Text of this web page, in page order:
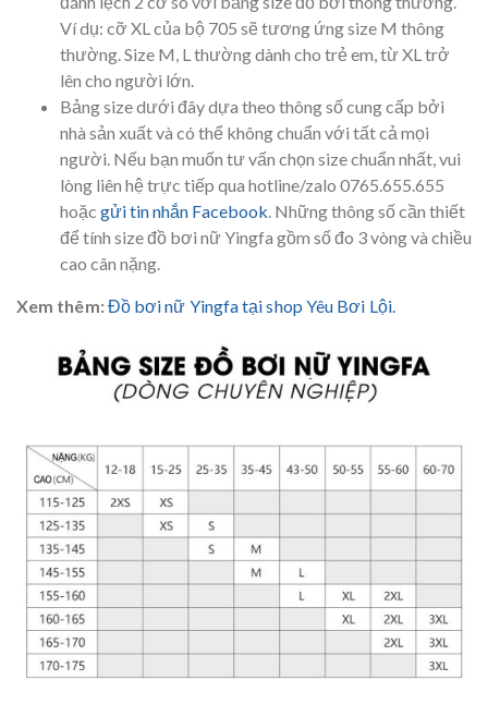
Ví dụ: cỡ XL của bộ 705 sẽ tương ứng size M thông
thường. Size M, L thường dành cho trẻ em, từ XL trở
lên cho người lớn.
Bảng size dưới đây dựa theo thông số cung cấp bởi
nhà sản xuất và có thể không chuẩn với tất cả mọi
người. Nếu bạn muốn tư vấn chọn size chuẩn nhất, vui
lòng liên hệ trực tiếp qua hotline/zalo 0765.655.655
hoặc gửi tin nhắn Facebook . Những thông số cần thiết
để tính size đồ bơi nữ Yingfa gồm số đo 3 vòng và chiều
cao cân nặng.
Xem thêm:Đồ bơi nữ Yingfa tại shop Yêu Bơi Lội.